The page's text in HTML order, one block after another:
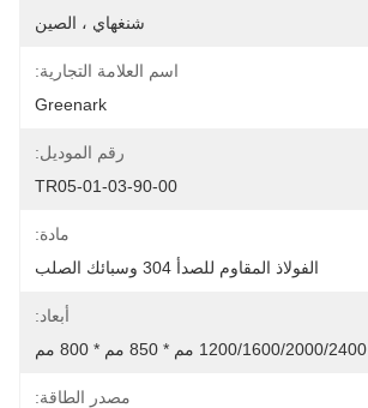
شنغهاي ، الصين
اسم العلامة التجارية:
Greenark
رقم الموديل:
TR05-01-03-90-00
مادة:
الفولاذ المقاوم للصدأ 304 وسبائك الصلب
أبعاد:
1200/1600/2000/2400 مم * 850 مم * 800 مم
مصدر الطاقة: